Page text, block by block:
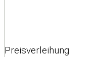
Preisverleihung